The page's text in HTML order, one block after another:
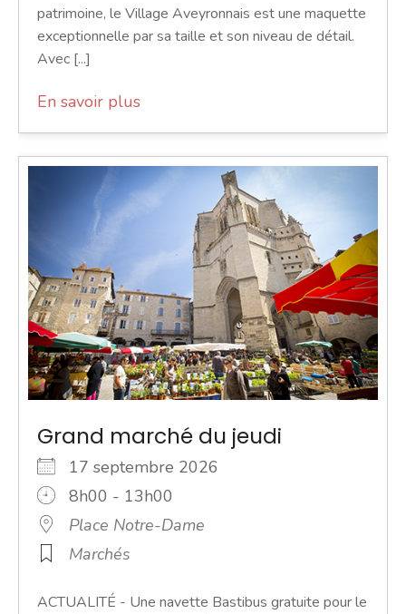
patrimoine, le Village Aveyronnais est une maquette
exceptionnelle par sa taille et son niveau de détail.
Avec [...]
En savoir plus
Grand marché du jeudi
17 septembre 2026
8h00 - 13h00
Place Notre-Dame
Marchés
ACTUALITÉ - Une navette Bastibus gratuite pour le